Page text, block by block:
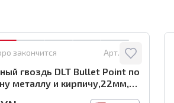
закончится Арт.: 0116
гвоздь DLT Bullet Point по
металлу и кирпичу,22мм,